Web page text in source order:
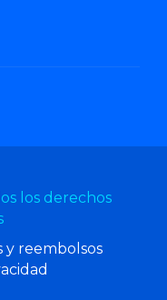
los derechos
y reembolsos